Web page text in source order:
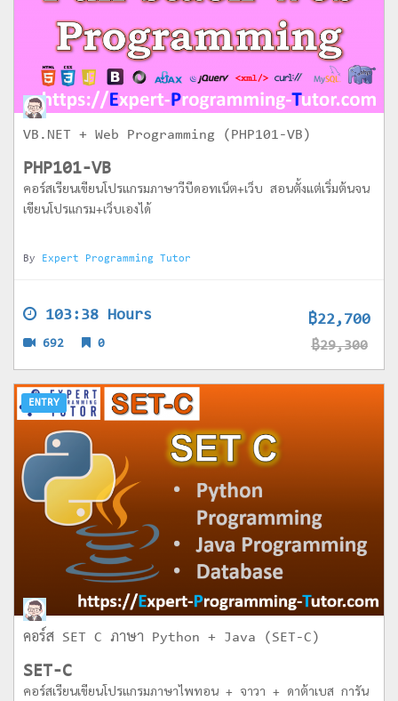
VB.NET + Web Programming (PHP101-VB)
PHP101-VB
คอร์สเรียนเขียนโปรแกรมภาษาวีบีดอทเน็ต+เว็บ สอนตั้งแต่เริ่มต้นจน
เขียนโปรแกรม+เว็บเองได้
By Expert Programming Tutor
103:38 Hours ฿22,700
฿29,300
692 0
ENTRY
คอร์ส SET C ภาษา Python + Java (SET-C)
SET-C
คอร์สเรียนเขียนโปรแกรมภาษาไพทอน + จาวา + ดาต้าเบส การัน